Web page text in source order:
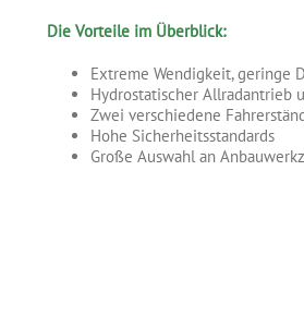
Die Vorteile im Überblick:
Extreme Wendigkeit, geringe
Hydrostatischer Allradantrieb
Zwei verschiedene
Hohe Sicherheitsstandards
Große Auswahl an